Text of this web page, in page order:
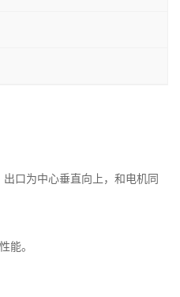
口为中心垂直向上，和电机同
能。